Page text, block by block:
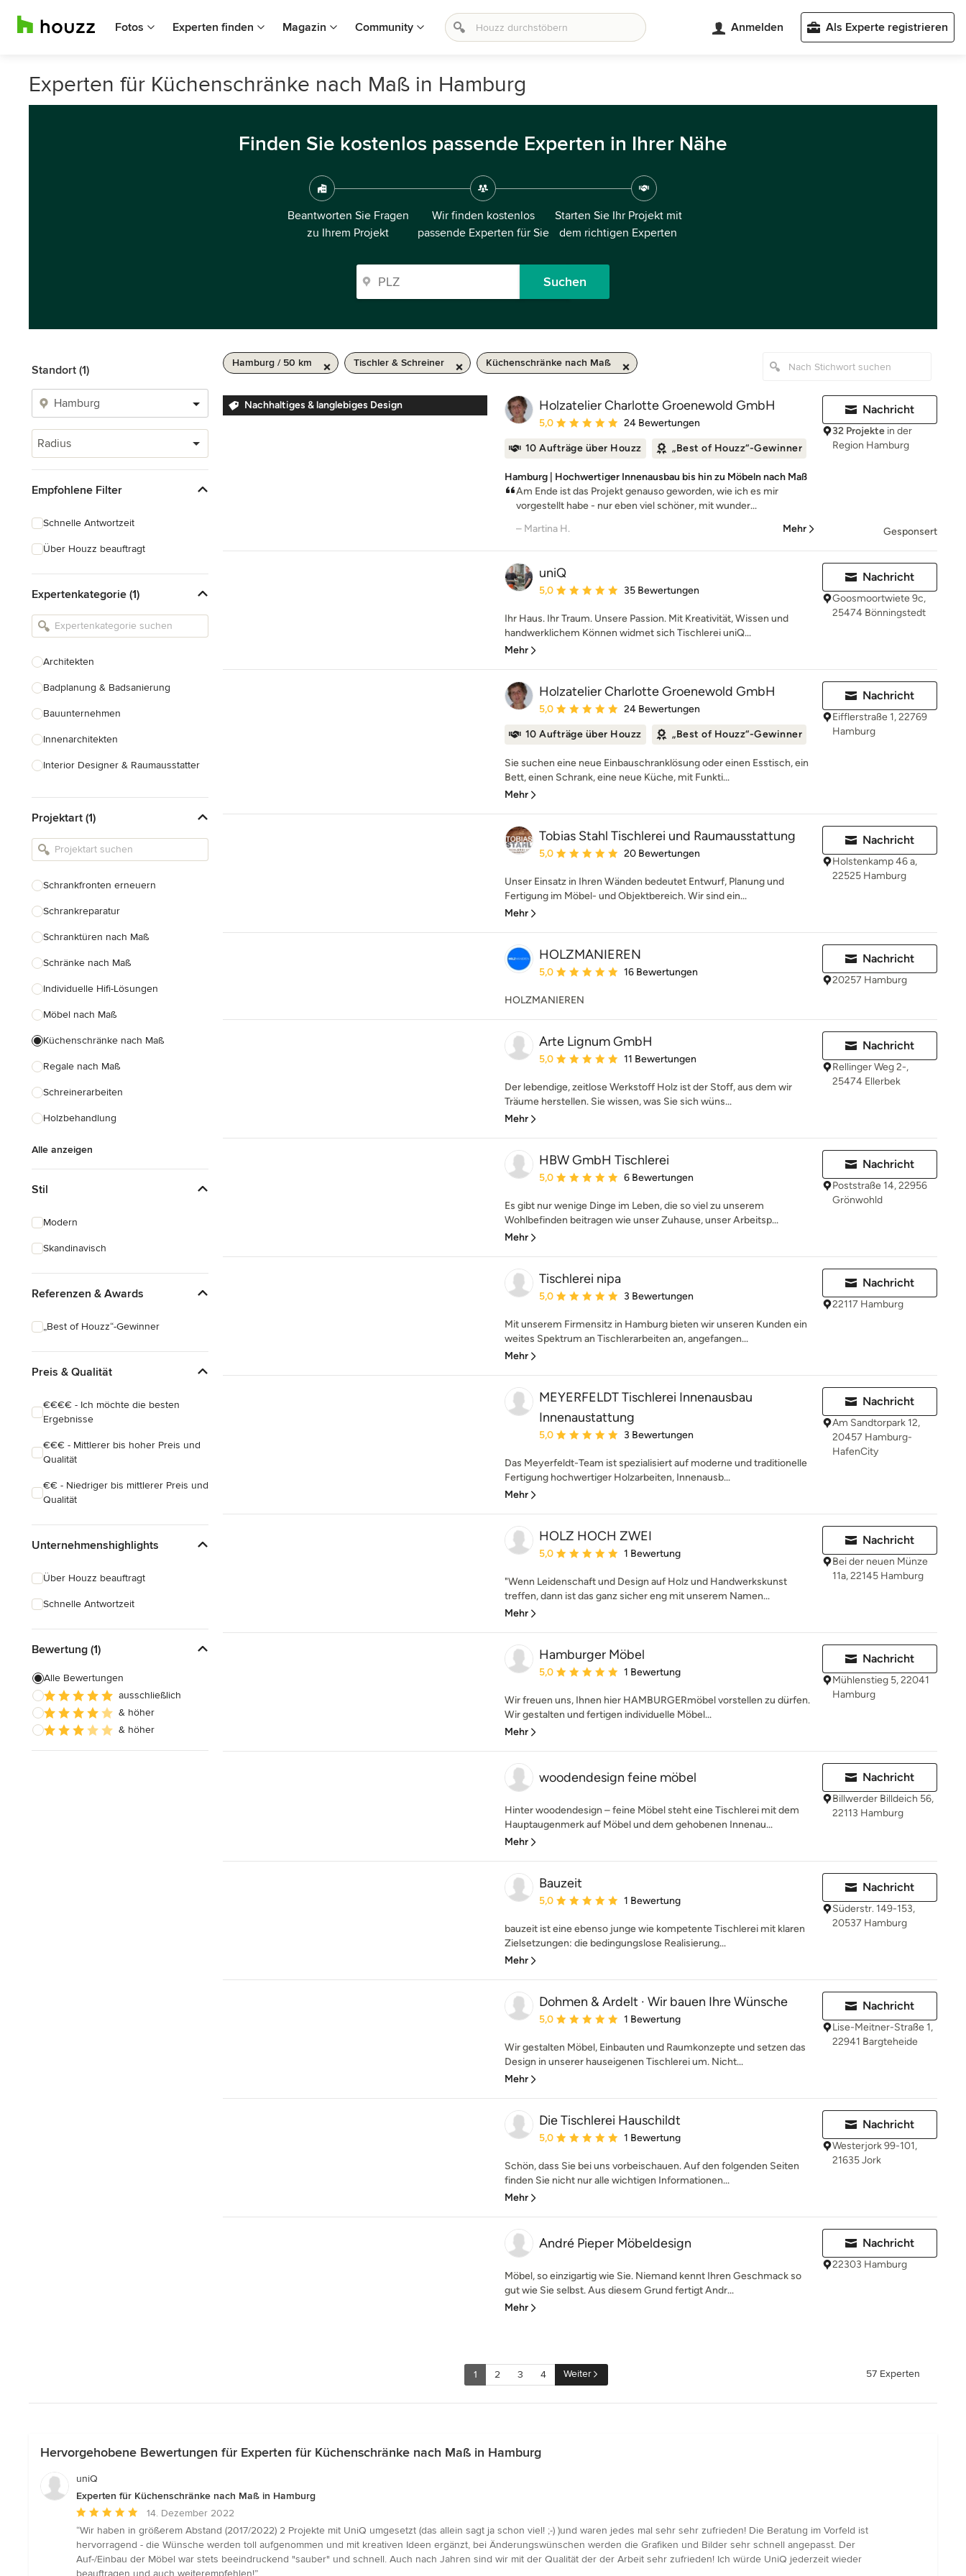
Fotos Experten finden Magazin Community Anmelden Als Experte registrieren
Experten für Küchenschränke nach Maß in Hamburg
Finden Sie kostenlos passende Experten in Ihrer Nähe
Beantworten Sie Fragen
zu Ihrem Projekt
Wir finden kostenlos
passende Experten für Sie
Starten Sie Ihr Projekt mit
dem richtigen Experten
Suchen
Standort (1)
Radius
Empfohlene Filter
Schnelle Antwortzeit
Über Houzz beauftragt
Expertenkategorie (1)
Architekten
Badplanung & Badsanierung
Bauunternehmen
Innenarchitekten
Interior Designer & Raumausstatter
Landschaftsarchitekten
Armaturen & Sanitärbedarf
Projektart (1)
Schrankfronten erneuern
Schrankreparatur
Schranktüren nach Maß
Schränke nach Maß
Individuelle Hifi-Lösungen
Möbel nach Maß
Küchenschränke nach Maß
Regale nach Maß
Schreinerarbeiten
Holzbehandlung
Alle anzeigen
Stil
Modern
Skandinavisch
Referenzen & Awards
„Best of Houzz“-Gewinner
Preis & Qualität
€€€€ - Ich möchte die besten
Ergebnisse
€€€ - Mittlerer bis hoher Preis und
Qualität
€€ - Niedriger bis mittlerer Preis und
Qualität
Unternehmenshighlights
Über Houzz beauftragt
Schnelle Antwortzeit
Bewertung (1)
Alle Bewertungen
ausschließlich
& höher
& höher
Hamburg / 50 km Tischler & Schreiner Küchenschränke nach Maß
Nachhaltiges & langlebiges Design Holzatelier Charlotte Groenewold GmbH
Durchschnittliche Bewertung: 5 von 5 Sternen
5,0 24 Bewertungen
10 Aufträge über Houzz „Best of Houzz“-Gewinner
Hamburg | Hochwertiger Innenausbau bis hin zu Möbeln nach Maß
Am Ende ist das Projekt genauso geworden, wie ich es mir
vorgestellt habe - nur eben viel schöner, mit wunder...
– Martina H.
Mehr
Nachricht
32 Projekte in der
Region Hamburg
Gesponsert
uniQ
Durchschnittliche Bewertung: 5 von 5 Sternen
5,0 35 Bewertungen
Ihr Haus. Ihr Traum. Unsere Passion. Mit Kreativität, Wissen und
handwerklichem Können widmet sich Tischlerei uniQ...
Mehr
Nachricht
Goosmoortwiete 9c,
25474 Bönningstedt
Holzatelier Charlotte Groenewold GmbH
Durchschnittliche Bewertung: 5 von 5 Sternen
5,0 24 Bewertungen
10 Aufträge über Houzz „Best of Houzz“-Gewinner
Sie suchen eine neue Einbauschranklösung oder einen Esstisch, ein
Bett, einen Schrank, eine neue Küche, mit Funkti...
Mehr
Nachricht
Eifflerstraße 1, 22769
Hamburg
Tobias Stahl Tischlerei und Raumausstattung
Durchschnittliche Bewertung: 5 von 5 Sternen
5,0 20 Bewertungen
Unser Einsatz in Ihren Wänden bedeutet Entwurf, Planung und
Fertigung im Möbel- und Objektbereich. Wir sind ein...
Mehr
Nachricht
Holstenkamp 46 a,
22525 Hamburg
HOLZMANIEREN
Durchschnittliche Bewertung: 5 von 5 Sternen
5,0 16 Bewertungen
HOLZMANIEREN
Nachricht
20257 Hamburg
Arte Lignum GmbH
Durchschnittliche Bewertung: 5 von 5 Sternen
5,0 11 Bewertungen
Der lebendige, zeitlose Werkstoff Holz ist der Stoff, aus dem wir
Träume herstellen. Sie wissen, was Sie sich wüns...
Mehr
Nachricht
Rellinger Weg 2-,
25474 Ellerbek
HBW GmbH Tischlerei
Durchschnittliche Bewertung: 5 von 5 Sternen
5,0 6 Bewertungen
Es gibt nur wenige Dinge im Leben, die so viel zu unserem
Wohlbefinden beitragen wie unser Zuhause, unser Arbeitsp...
Mehr
Nachricht
Poststraße 14, 22956
Grönwohld
Tischlerei nipa
Durchschnittliche Bewertung: 5 von 5 Sternen
5,0 3 Bewertungen
Mit unserem Firmensitz in Hamburg bieten wir unseren Kunden ein
weites Spektrum an Tischlerarbeiten an, angefangen...
Mehr
Nachricht
22117 Hamburg
MEYERFELDT Tischlerei Innenausbau
Innenaustattung
Durchschnittliche Bewertung: 5 von 5 Sternen
5,0 3 Bewertungen
Das Meyerfeldt-Team ist spezialisiert auf moderne und traditionelle
Fertigung hochwertiger Holzarbeiten, Innenausb...
Mehr
Nachricht
Am Sandtorpark 12,
20457 Hamburg-
HafenCity
HOLZ HOCH ZWEI
Durchschnittliche Bewertung: 5 von 5 Sternen
5,0 1 Bewertung
"Wenn Leidenschaft und Design auf Holz und Handwerkskunst
treffen, dann ist das ganz sicher eng mit unserem Namen...
Mehr
Nachricht
Bei der neuen Münze
11a, 22145 Hamburg
Hamburger Möbel
Durchschnittliche Bewertung: 5 von 5 Sternen
5,0 1 Bewertung
Wir freuen uns, Ihnen hier HAMBURGERmöbel vorstellen zu dürfen.
Wir gestalten und fertigen individuelle Möbel...
Mehr
Nachricht
Mühlenstieg 5, 22041
Hamburg
woodendesign feine möbel
Hinter woodendesign – feine Möbel steht eine Tischlerei mit dem
Hauptaugenmerk auf Möbel und dem gehobenen Innenau...
Mehr
Nachricht
Billwerder Billdeich 56,
22113 Hamburg
Bauzeit
Durchschnittliche Bewertung: 5 von 5 Sternen
5,0 1 Bewertung
bauzeit ist eine ebenso junge wie kompetente Tischlerei mit klaren
Zielsetzungen: die bedingungslose Realisierung...
Mehr
Nachricht
Süderstr. 149-153,
20537 Hamburg
Dohmen & Ardelt · Wir bauen Ihre Wünsche
Durchschnittliche Bewertung: 5 von 5 Sternen
5,0 1 Bewertung
Wir gestalten Möbel, Einbauten und Raumkonzepte und setzen das
Design in unserer hauseigenen Tischlerei um. Nicht...
Mehr
Nachricht
Lise-Meitner-Straße 1,
22941 Bargteheide
Die Tischlerei Hauschildt
Durchschnittliche Bewertung: 5 von 5 Sternen
5,0 1 Bewertung
Schön, dass Sie bei uns vorbeischauen. Auf den folgenden Seiten
finden Sie nicht nur alle wichtigen Informationen...
Mehr
Nachricht
Westerjork 99-101,
21635 Jork
André Pieper Möbeldesign
Möbel, so einzigartig wie Sie. Niemand kennt Ihren Geschmack so
gut wie Sie selbst. Aus diesem Grund fertigt Andr...
Mehr
Nachricht
22303 Hamburg
1 2 3 4 Weiter 57 Experten
Hervorgehobene Bewertungen für Experten für Küchenschränke nach Maß in Hamburg
uniQ
Experten für Küchenschränke nach Maß in Hamburg
Durchschnittliche
Bewertung:
5
von
5
14. Dezember 2022
“Wir haben in größerem Abstand (2017/2022) 2 Projekte mit UniQ umgesetzt (das allein sagt ja schon viel! ;-) )und waren jedes mal sehr sehr zufrieden! Die Beratung im Vorfeld ist
hervorragend - die Wünsche werden toll aufgenommen und mit kreativen Ideen ergänzt, bei Änderungswünschen werden die Grafiken und Bilder sehr schnell angepasst. Der
Auf-/Einbau der Möbel war stets beeindruckend "sauber" und schnell. Auch nach Jahren sind wir mit der Qualität der der Arbeit sehr zufrieden! Ich würde UniQ jederzeit wieder
beauftragen und auch weiterempfehlen!”